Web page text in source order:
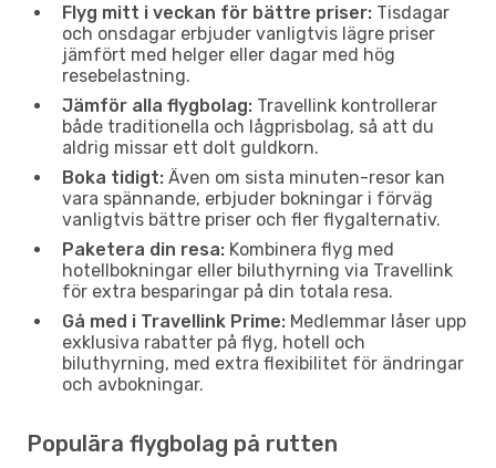
Flyg mitt i veckan för bättre priser: Tisdagar
och onsdagar erbjuder vanligtvis lägre priser
jämfört med helger eller dagar med hög
resebelastning.
Jämför alla flygbolag: Travellink kontrollerar
både traditionella och lågprisbolag, så att du
aldrig missar ett dolt guldkorn.
Boka tidigt: Även om sista minuten-resor kan
vara spännande, erbjuder bokningar i förväg
vanligtvis bättre priser och fler flygalternativ.
Paketera din resa: Kombinera flyg med
hotellbokningar eller biluthyrning via Travellink
för extra besparingar på din totala resa.
Gå med i Travellink Prime: Medlemmar låser upp
exklusiva rabatter på flyg, hotell och
biluthyrning, med extra flexibilitet för ändringar
och avbokningar.
Populära flygbolag på rutten